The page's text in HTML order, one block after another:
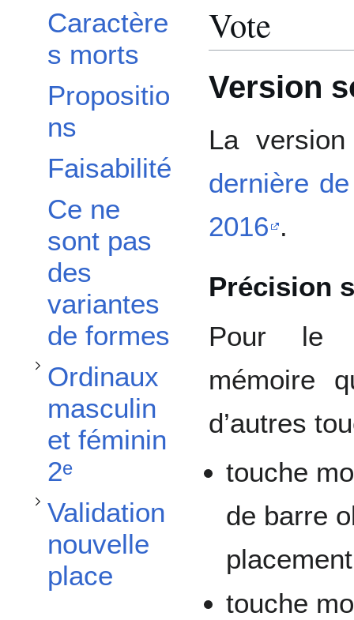
Caractère
s morts
Propositio
ns
Faisabilité
Ce ne
sont pas
des
variantes
de formes
Ordinaux
masculin
et féminin
2ᵉ
Afficher / masquer la sous-section Ordinaux masculin et féminin 2ᵉ
Validation
nouvelle
place
Afficher / masquer la sous-section Validation nouvelle place
Vote
Version
La
dernière
2016 .
Précision
Pour le
mémoire
d’autres
touche
de barre
touche